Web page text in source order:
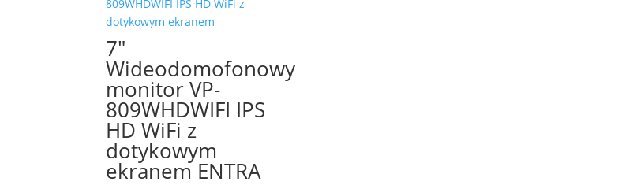
7″
Wideodomofonowy
monitor VP-
809WHDWIFI IPS
HD WiFi z
dotykowym
ekranem ENTRA